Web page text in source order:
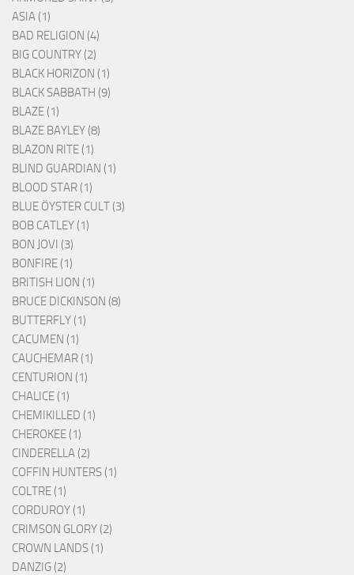
ASIA (1)
BAD RELIGION (4)
BIG COUNTRY (2)
BLACK HORIZON (1)
BLACK SABBATH (9)
BLAZE (1)
BLAZE BAYLEY (8)
BLAZON RITE (1)
BLIND GUARDIAN (1)
BLOOD STAR (1)
BLUE ÖYSTER CULT (3)
BOB CATLEY (1)
BON JOVI (3)
BONFIRE (1)
BRITISH LION (1)
BRUCE DICKINSON (8)
BUTTERFLY (1)
CACUMEN (1)
CAUCHEMAR (1)
CENTURION (1)
CHALICE (1)
CHEMIKILLED (1)
CHEROKEE (1)
CINDERELLA (2)
COFFIN HUNTERS (1)
COLTRE (1)
CORDUROY (1)
CRIMSON GLORY (2)
CROWN LANDS (1)
DANZIG (2)